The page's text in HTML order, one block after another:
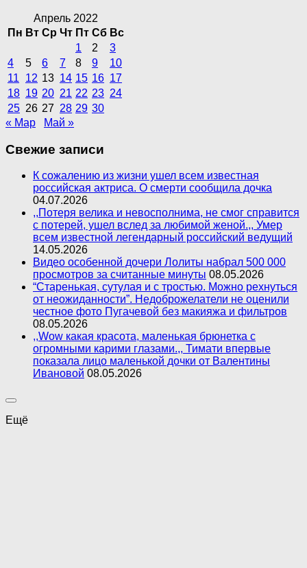
Апрель 2022
Пн Вт Ср Чт Пт Сб Вс
1
2
3
4
5 6 7 8 9
10
11
12 13 14 15 16 17
18 19 20 21 22 23 24
25 26 27 28 29 30
« Мар
Май »
Свежие записи
К сожалению из жизни ушел всем известная
российская актриса. О смерти сообщила дочка
04.07.2026
,,Потеря велика и невосполнима, не смог справится
с потерей, ушел вслед за любимой женой.,, Умер
всем известной легендарный российский ведущий
14.05.2026
Видео особенной дочери Лолиты набрал 500 000
просмотров за считанные минуты 08.05.2026
“Старенькая, сутулая и с тростью. Можно рехнуться
от неожиданности”. Недоброжелатели не оценили
честное фото Пугачевой без макияжа и фильтров
08.05.2026
,,Wow какая красота, маленькая брюнетка с
огромными карими глазами.,, Тимати впервые
показала лицо маленькой дочки от Валентины
Ивановой 08.05.2026
Ещё